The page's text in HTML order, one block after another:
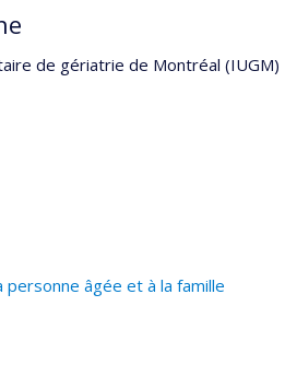
de gériatrie de Montréal (IUGM)
personne âgée et à la famille